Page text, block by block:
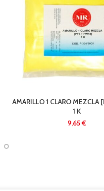
AMARILLO 1 CLARO MEZCLA
1 K
€